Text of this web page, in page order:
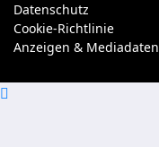
Datenschutz
Cookie-Richtlinie
Anzeigen & Mediadaten